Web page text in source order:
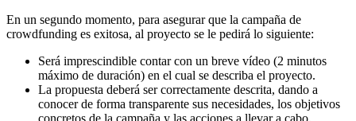
En un segundo momento, para asegurar que la campaña de
crowdfunding es exitosa, al proyecto se le pedirá lo siguiente:
Será imprescindible contar con un breve vídeo (2 minutos
máximo de duración) en el cual se describa el proyecto.
La propuesta deberá ser correctamente descrita, dando a
conocer de forma transparente sus necesidades, los objetivos
concretos de la campaña y las acciones a llevar a cabo.